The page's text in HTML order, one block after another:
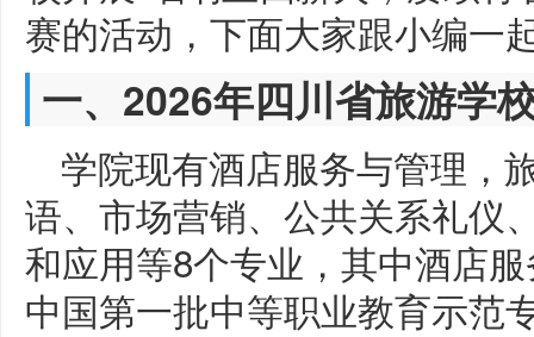
赛的活动，下面大家跟小编一
一、2026年四川省旅游学
学院现有酒店服务与管理，
语、市场营销、公共关系礼仪
和应用等8个专业，其中酒店
中国第一批中等职业教育示范